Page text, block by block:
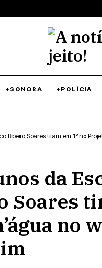
♦SONORA ♦POLÍCIA
Ribeiro Soares tiram em 1° no
da
Soares
no